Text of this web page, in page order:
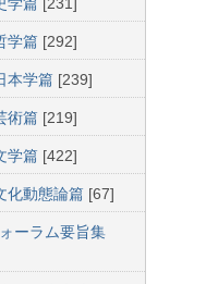
学篇 [231]
学篇 [292]
本学篇 [239]
術篇 [219]
学篇 [422]
化動態論篇 [67]
ーラム要旨集